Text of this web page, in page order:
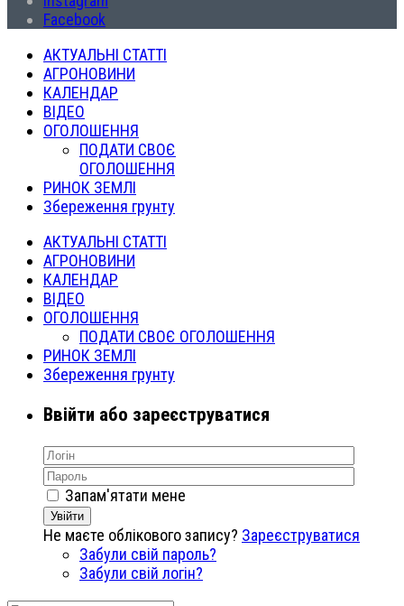
Facebook
АКТУАЛЬНІ СТАТТІ
АГРОНОВИНИ
КАЛЕНДАР
ВІДЕО
ОГОЛОШЕННЯ
ПОДАТИ СВОЄ
ОГОЛОШЕННЯ
РИНОК ЗЕМЛІ
Збереження грунту
АКТУАЛЬНІ СТАТТІ
АГРОНОВИНИ
КАЛЕНДАР
ВІДЕО
ОГОЛОШЕННЯ
ПОДАТИ СВОЄ ОГОЛОШЕННЯ
РИНОК ЗЕМЛІ
Збереження грунту
Ввійти або зареєструватися
Запам'ятати мене
Увійти
Не маєте облікового запису? Зареєструватися
Забули свій пароль?
Забули свій логін?